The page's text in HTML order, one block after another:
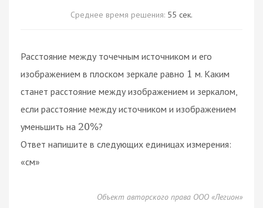
Среднее время решения: 55 сек.
Расстояние между точечным источником и его
изображением в плоском зеркале равно 1 м. Каким
станет расстояние между изображением и зеркалом,
если расстояние между источником и изображением
уменьшить на 20%?
Ответ напишите в следующих единицах измерения:
«см»
Объект авторского права ООО «Легион»